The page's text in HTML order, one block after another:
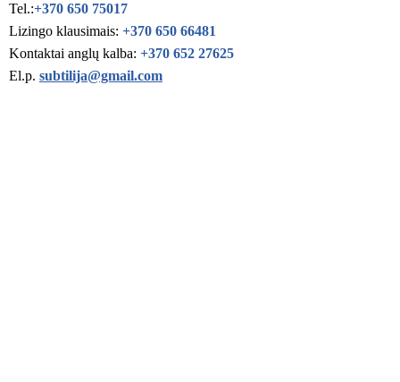
Tel.:+370 650 75017
Lizingo klausimais: +370 650 66481
Kontaktai anglų kalba: +370 652 27625
El.p. subtilija@gmail.com